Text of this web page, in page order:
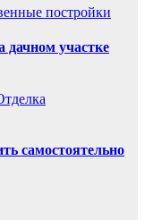
постройки
дачном участке
самостоятельно